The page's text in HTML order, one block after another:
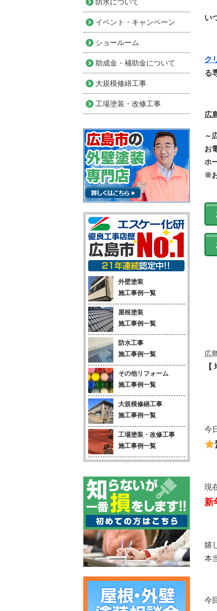
い
ク
る
広
～
お
ホ
※
広
今
現
新
嬉
本
今
防水について
イベント・キャンペーン
ショールーム
助成金・補助金について
大規模修繕工事
工場塗装・改修工事
外壁塗装
施工事例一覧
屋根塗装
施工事例一覧
防水工事
施工事例一覧
その他リフォーム
施工事例一覧
大規模修繕工事
施工事例一覧
工場塗装・改修工事
施工事例一覧